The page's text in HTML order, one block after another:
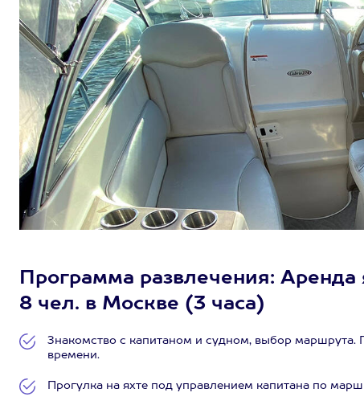
Программа развлечения:
8 чел. в Москве (3 часа)
Знакомство с капитаном и судном, выбор
времени.
Прогулка на яхте под управлением капитана по